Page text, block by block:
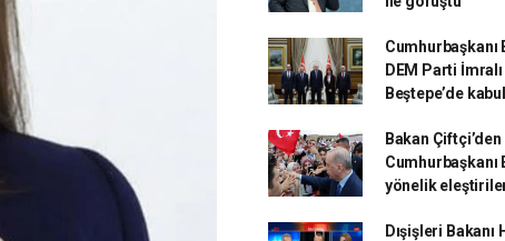
Cumhurbaşkanı
DEM Parti
Beştepe’de
Bakan Çiftçi’den
Cumhurbaşkanı
yönelik
Dışişleri Bakanı